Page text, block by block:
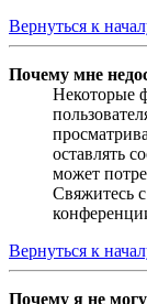
Вернуться к
Почему мне
Некоторые
оставлять
может
Свяжитесь
Вернуться к
Почему я не